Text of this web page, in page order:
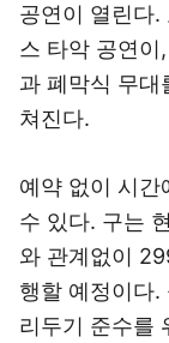
공연이 열린다.
스 타악 공연이
과 폐막식 무대
쳐진다.
예약 없이 시간
수 있다. 구는
와 관계없이
행할 예정이다.
리두기 준수를